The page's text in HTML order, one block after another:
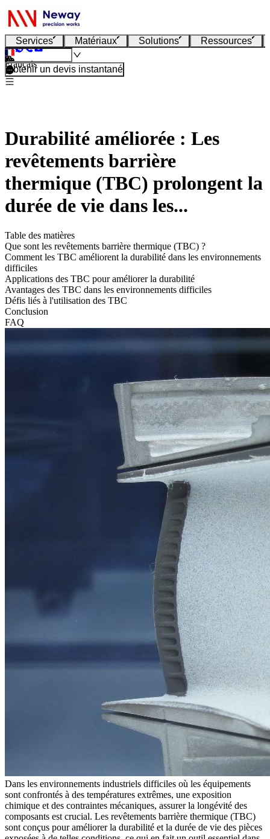
Services Matériaux Solutions Ressources
Français
Obtenir un devis instantané
Durabilité améliorée : Les
revêtements barrière
thermique (TBC) prolongent la
durée de vie dans les...
Table des matières
Que sont les revêtements barrière thermique (TBC) ?
Comment les TBC améliorent la durabilité dans les environnements
difficiles
Applications des TBC pour améliorer la durabilité
Avantages des TBC dans les environnements difficiles
Défis liés à l'utilisation des TBC
Conclusion
FAQ
Dans les environnements industriels difficiles où les équipements
sont confrontés à des températures extrêmes, une exposition
chimique et des contraintes mécaniques, assurer la longévité des
composants est crucial. Les revêtements barrière thermique (TBC)
sont conçus pour améliorer la durabilité et la durée de vie des pièces